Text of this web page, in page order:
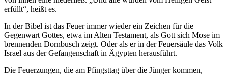
erfüllt“, heißt es.
In der Bibel ist das Feuer immer wieder ein Zeichen für die
Gegenwart Gottes, etwa im Alten Testament, als Gott sich Mose im
brennenden Dornbusch zeigt. Oder als er in der Feuersäule das Volk
Israel aus der Gefangenschaft in Ägypten herausführt.
Die Feuerzungen, die am Pfingsttag über die Jünger kommen,